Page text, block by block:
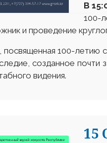
В 15:
100-
и проведение
посвященная 100-летию
созданное почти
видения.
15